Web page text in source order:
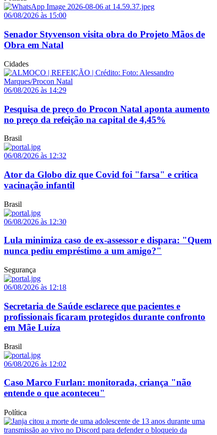
06/08/2026 às 15:00
Senador Styvenson visita obra do Projeto Mãos de
Obra em Natal
Cidades
06/08/2026 às 14:29
Pesquisa de preço do Procon Natal aponta aumento
no preço da refeição na capital de 4,45%
Brasil
06/08/2026 às 12:32
Ator da Globo diz que Covid foi "farsa" e critica
vacinação infantil
Brasil
06/08/2026 às 12:30
Lula minimiza caso de ex-assessor e dispara: "Quem
nunca pediu empréstimo a um amigo?"
Segurança
06/08/2026 às 12:18
Secretaria de Saúde esclarece que pacientes e
profissionais ficaram protegidos durante confronto
em Mãe Luíza
Brasil
06/08/2026 às 12:02
Caso Marco Furlan: monitorada, criança "não
entende o que aconteceu"
Política